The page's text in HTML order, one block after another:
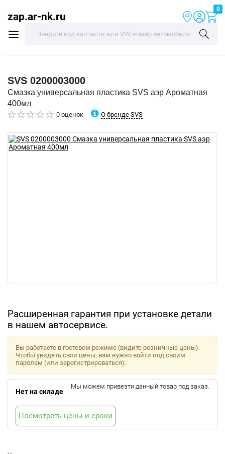
zap.ar-nk.ru
0
SVS 0200003000
Смазка универсальная пластика SVS аэр Ароматная
400мл
0 оценок О бренде SVS
Расширенная гарантия при установке детали
в нашем автосервисе.
Вы работаете в гостевом режиме (видите розничные цены).
Чтобы увидеть свои цены, вам нужно войти под своим
паролем (или зарегистрироваться).
Нет на складе
Мы можем привезти данный товар под заказ.
Посмотреть цены и сроки